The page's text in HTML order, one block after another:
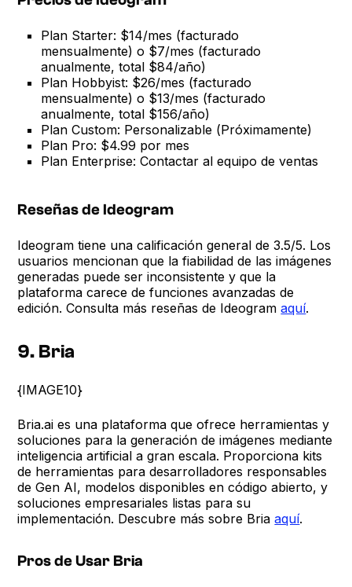
Plan Starter: $14/mes (facturado
mensualmente) o $7/mes (facturado
anualmente, total $84/año)
Plan Hobbyist: $26/mes (facturado
mensualmente) o $13/mes (facturado
anualmente, total $156/año)
Plan Custom: Personalizable (Próximamente)
Plan Pro: $4.99 por mes
Plan Enterprise: Contactar al equipo de ventas
Reseñas de Ideogram
Ideogram tiene una calificación general de 3.5/5. Los
usuarios mencionan que la fiabilidad de las imágenes
generadas puede ser inconsistente y que la
plataforma carece de funciones avanzadas de
edición. Consulta más reseñas de Ideogramaquí.
9. Bria
{IMAGE10}
Bria.ai es una plataforma que ofrece herramientas y
soluciones para la generación de imágenes mediante
inteligencia artificial a gran escala. Proporciona kits
de herramientas para desarrolladores responsables
de Gen AI, modelos disponibles en código abierto, y
soluciones empresariales listas para su
implementación. Descubre más sobre Briaaquí.
Pros de Usar Bria